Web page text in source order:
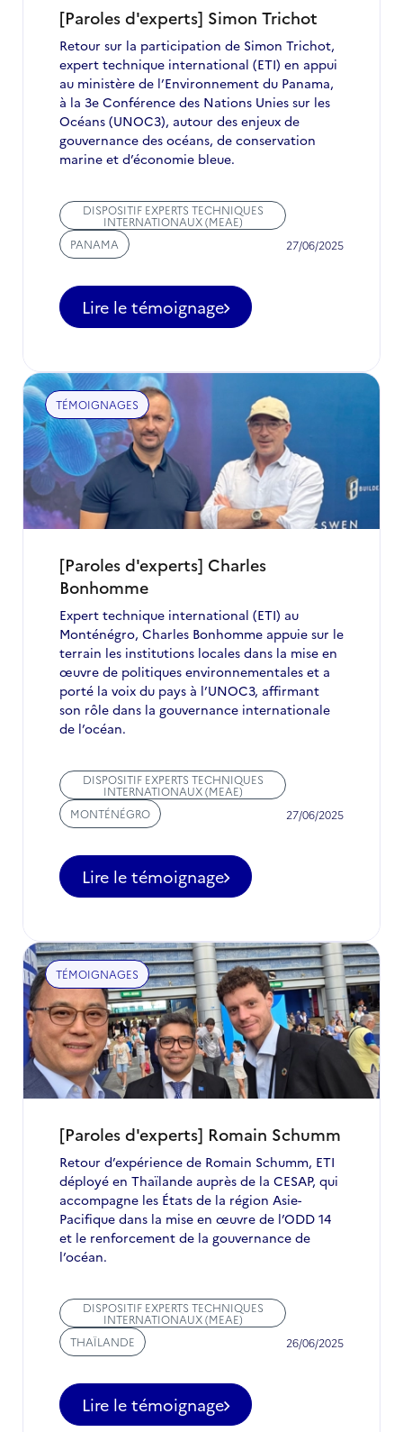
[Paroles d'experts] Simon Trichot
Retour sur la participation de Simon Trichot,
expert technique international (ETI) en appui
au ministère de l’Environnement du Panama,
à la 3e Conférence des Nations Unies sur les
Océans (UNOC3), autour des enjeux de
gouvernance des océans, de conservation
marine et d’économie bleue.
DISPOSITIF EXPERTS TECHNIQUES
INTERNATIONAUX (MEAE)
PANAMA
27/06/2025
Lire le témoignage
[Paroles d'experts] Charles
Bonhomme
Expert technique international (ETI) au
Monténégro, Charles Bonhomme appuie sur le
terrain les institutions locales dans la mise en
œuvre de politiques environnementales et a
porté la voix du pays à l’UNOC3, affirmant
son rôle dans la gouvernance internationale
de l’océan.
DISPOSITIF EXPERTS TECHNIQUES
INTERNATIONAUX (MEAE)
MONTÉNÉGRO
27/06/2025
Lire le témoignage
TÉMOIGNAGES
[Paroles d'experts] Romain Schumm
Retour d’expérience de Romain Schumm, ETI
déployé en Thaïlande auprès de la CESAP, qui
accompagne les États de la région Asie-
Pacifique dans la mise en œuvre de l’ODD 14
et le renforcement de la gouvernance de
l’océan.
DISPOSITIF EXPERTS TECHNIQUES
INTERNATIONAUX (MEAE)
THAÏLANDE
26/06/2025
Lire le témoignage
TÉMOIGNAGES